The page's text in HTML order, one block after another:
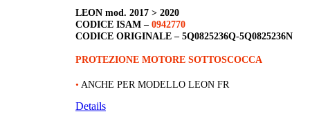
LEON mod. 2017 > 2020
CODICE ISAM – 0942770
CODICE ORIGINALE – 5Q0825236Q-5Q0825236N
PROTEZIONE MOTORE SOTTOSCOCCA
• ANCHE PER MODELLO LEON FR
Details